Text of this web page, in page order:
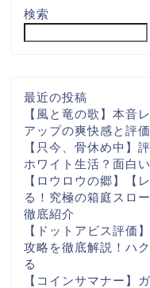
検索
最近の投稿
【風と竜の歌】本音
アップの爽快感と評
【只今、骨休め中】
ホワイト生活？面白
【ロウロウの郷】【
る！究極の箱庭スロ
徹底紹介
【ドットアビス評価
攻略を徹底解説！ハ
る
【コインサマナー】